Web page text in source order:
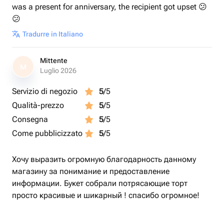
Бесплатно добавляем запасные
was a present for anniversary, the recipient got upset 😕
😕
Tradurre in Italiano
M
Mittente
Luglio 2026
Servizio di negozio 5/5
Qualità-prezzo
5/5
Consegna
5/5
Come pubblicizzato
5/5
Хочу выразить огромную благодарность данному
магазину за понимание и предоставление
информации. Букет собрали потрясающие торт
просто красивые и шикарный ! спасибо огромное!